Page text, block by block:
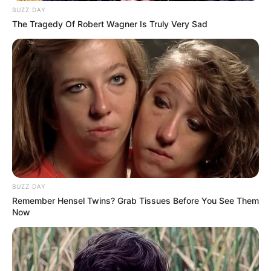
Kamu tidak seperti yang lain … dan itulah mengapa
aku menginginkanmu
Srsly di mana tipe pria seusiaku ini
Saya berharap kalian mengerti
Betapa aku sebenarnya mencintaimu
Jangan pernah biarkan seseorang memberi tahu
Setelah aktif di Vine, Colby Brock merambah dunia media sosial
lainnya seperti Youtube, TikTok ataupun Instagram.
BUZZ DAY
The Tragedy Of Robert Wagner Is Truly Very Sad
BUZZ DAY
Remember Hensel Twins? Grab Tissues Before You See Them
Now